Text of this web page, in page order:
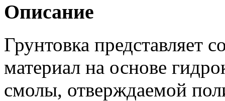
Описание
Грунтовка представляет
материал на основе
смолы, отверждаемой